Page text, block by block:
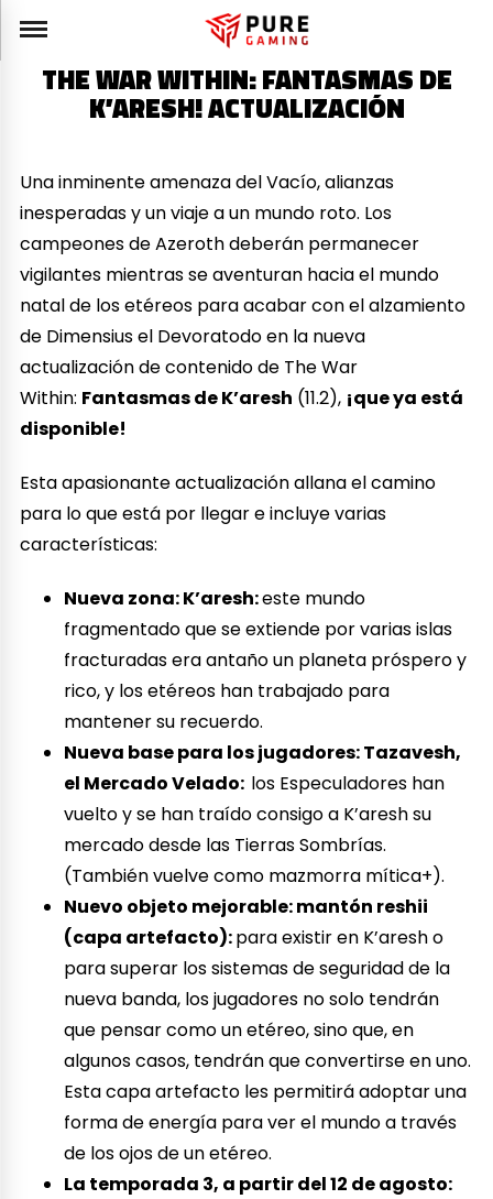
THE WAR WITHIN: FANTASMAS DE
K’ARESH! ACTUALIZACIÓN
Una inminente amenaza del Vacío, alianzas
inesperadas y un viaje a un mundo roto. Los
campeones de Azeroth deberán permanecer
vigilantes mientras se aventuran hacia el mundo
natal de los etéreos para acabar con el alzamiento
de Dimensius el Devoratodo en la nueva
actualización de contenido de The War
Within: Fantasmas de K’aresh (11.2), ¡que ya está
disponible!
Esta apasionante actualización allana el camino
para lo que está por llegar e incluye varias
características:
Nueva zona: K’aresh:este mundo
fragmentado que se extiende por varias islas
fracturadas era antaño un planeta próspero y
rico, y los etéreos han trabajado para
mantener su recuerdo.
Nueva base para los jugadores: Tazavesh,
el Mercado Velado: los Especuladores han
vuelto y se han traído consigo a K’aresh su
mercado desde las Tierras Sombrías.
(También vuelve como mazmorra mítica+).
Nuevo objeto mejorable: mantón reshii
(capa artefacto):para existir en K’aresh o
para superar los sistemas de seguridad de la
nueva banda, los jugadores no solo tendrán
que pensar como un etéreo, sino que, en
algunos casos, tendrán que convertirse en uno.
Esta capa artefacto les permitirá adoptar una
forma de energía para ver el mundo a través
de los ojos de un etéreo.
La temporada 3, a partir del 12 de agosto: